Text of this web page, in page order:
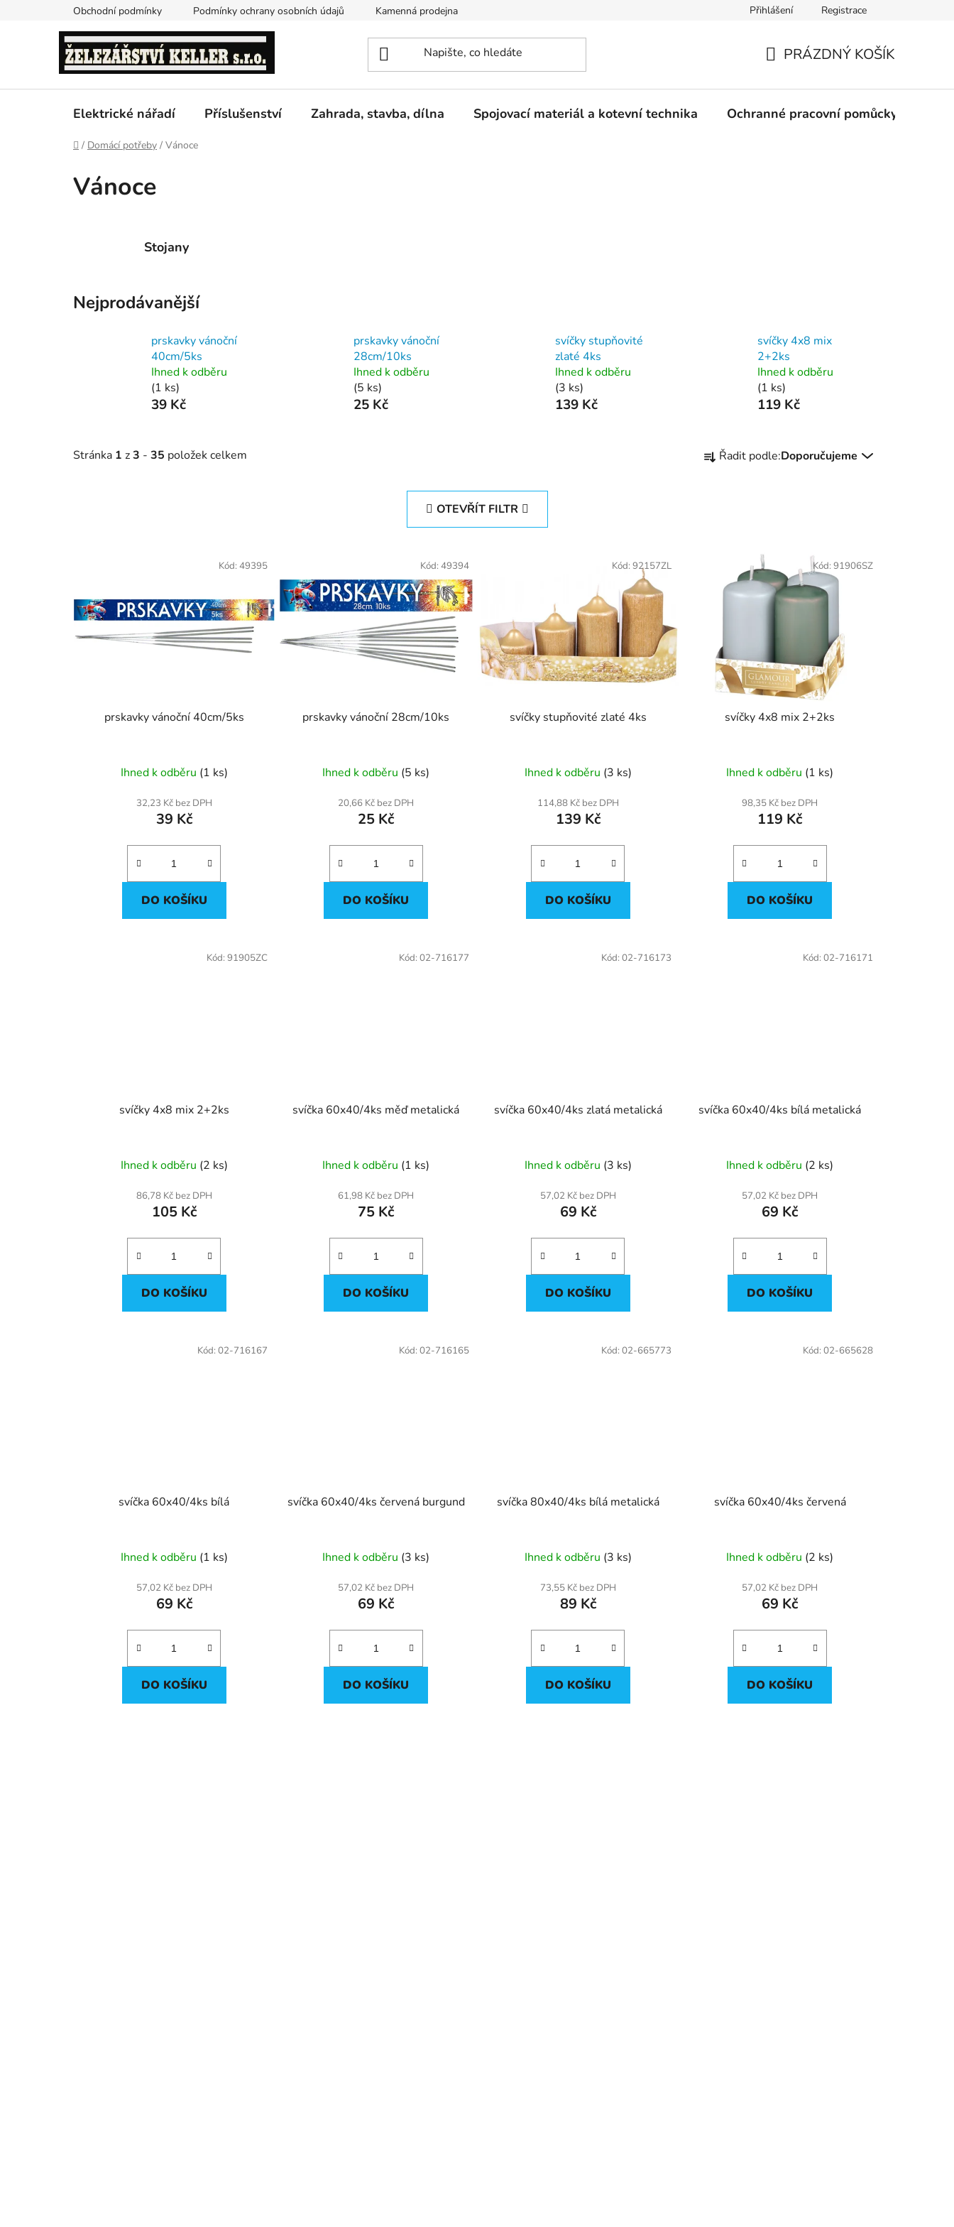
Obchodní podmínky Podmínky ochrany osobních údajů Kamenná prodejna Přihlášení Registrace
KOŠÍK
PRÁZDNÝ KOŠÍK
Elektrické nářadí Příslušenství Zahrada, stavba, dílna Spojovací materiál a kotevní technika Ochranné pracovní pomůcky
Domů
/ Domácí potřeby / Vánoce
Vánoce
Stojany
Nejprodávanější
prskavky vánoční
40cm/5ks
Ihned k odběru
(1 ks)
39 Kč
prskavky vánoční
28cm/10ks
Ihned k odběru
(5 ks)
25 Kč
svíčky stupňovité
zlaté 4ks
Ihned k odběru
(3 ks)
139 Kč
svíčky 4x8 mix
2+2ks
Ihned k odběru
(1 ks)
119 Kč
Stránka 1 z3 - 35 položek celkem
a Řadit podle:Doporučujeme
OTEVŘÍT FILTR
i
s
p
prskavky vánoční 40cm/5ks
Ihned k odběru (1 ks)
32,23 Kč bez DPH
39 Kč
DO KOŠÍKU
Kód: 49395
prskavky vánoční 28cm/10ks
Ihned k odběru (5 ks)
20,66 Kč bez DPH
25 Kč
DO KOŠÍKU
Kód: 49394
svíčky stupňovité zlaté 4ks
Ihned k odběru (3 ks)
114,88 Kč bez DPH
139 Kč
DO KOŠÍKU
Kód: 92157ZL
svíčky 4x8 mix 2+2ks
Ihned k odběru (1 ks)
98,35 Kč bez DPH
119 Kč
DO KOŠÍKU
Kód: 91906SZ
svíčky 4x8 mix 2+2ks
Ihned k odběru (2 ks)
86,78 Kč bez DPH
105 Kč
DO KOŠÍKU
Kód: 91905ZC
svíčka 60x40/4ks měď metalická
Ihned k odběru (1 ks)
61,98 Kč bez DPH
75 Kč
DO KOŠÍKU
Kód: 02-716177
svíčka 60x40/4ks zlatá metalická
Ihned k odběru (3 ks)
57,02 Kč bez DPH
69 Kč
DO KOŠÍKU
Kód: 02-716173
svíčka 60x40/4ks bílá metalická
Ihned k odběru (2 ks)
57,02 Kč bez DPH
69 Kč
DO KOŠÍKU
Kód: 02-716171
svíčka 60x40/4ks bílá
Ihned k odběru (1 ks)
57,02 Kč bez DPH
69 Kč
DO KOŠÍKU
Kód: 02-716167
svíčka 60x40/4ks červená burgund
Ihned k odběru (3 ks)
57,02 Kč bez DPH
69 Kč
DO KOŠÍKU
Kód: 02-716165
svíčka 80x40/4ks bílá metalická
Ihned k odběru (3 ks)
73,55 Kč bez DPH
89 Kč
DO KOŠÍKU
Kód: 02-665773
svíčka 60x40/4ks červená
Ihned k odběru (2 ks)
57,02 Kč bez DPH
69 Kč
DO KOŠÍKU
Kód: 02-665628